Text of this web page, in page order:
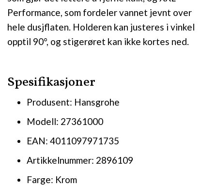
Performance, som fordeler vannet jevnt over
hele dusjflaten. Holderen kan justeres i vinkel
opptil 90°, og stigerøret kan ikke kortes ned.
Spesifikasjoner
Produsent: Hansgrohe
Modell: 27361000
EAN: 4011097971735
Artikkelnummer: 2896109
Farge: Krom